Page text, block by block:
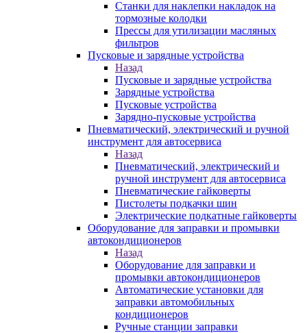
Станки для наклепки накладок на
тормозные колодки
Прессы для утилизации масляных
фильтров
Пусковые и зарядные устройства
Назад
Пусковые и зарядные устройства
Зарядные устройства
Пусковые устройства
Зарядно-пусковые устройства
Пневматический, электрический и ручной
инструмент для автосервиса
Назад
Пневматический, электрический и
ручной инструмент для автосервиса
Пневматические гайковерты
Пистолеты подкачки шин
Электрические подкатные гайковерты
Оборудование для заправки и промывки
автокондиционеров
Назад
Оборудование для заправки и
промывки автокондиционеров
Автоматические установки для
заправки автомобильных
кондиционеров
Ручные станции заправки